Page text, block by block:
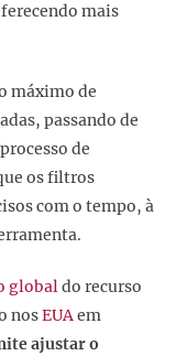
mais
máximo de
passando de
de
os filtros
com o tempo, à
globaldo recurso
nosEUAem
ajustar o